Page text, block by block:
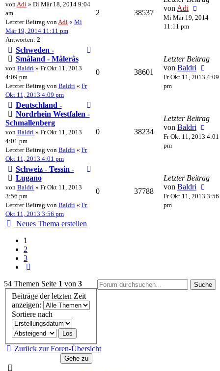
von Adi » Di Mär 18, 2014 9:04
am
Letzter Beitrag von Adi « Mi
Mär 19, 2014 11:11 pm
Antworten: 2
2 38537
von Adi
Mi Mär 19, 2014
11:11 pm
Schweden -
Småland - Målerås
von Baldri » Fr Okt 11, 2013
4:09 pm
Letzter Beitrag von Baldri « Fr
Okt 11, 2013 4:09 pm
0 38601
Letzter Beitrag
von Baldri
Fr Okt 11, 2013 4:09
pm
Deutschland -
Nordrhein Westfalen -
Schmallenberg
von Baldri » Fr Okt 11, 2013
4:01 pm
Letzter Beitrag von Baldri « Fr
Okt 11, 2013 4:01 pm
0 38234
Letzter Beitrag
von Baldri
Fr Okt 11, 2013 4:01
pm
Schweiz - Tessin -
Lugano
von Baldri » Fr Okt 11, 2013
3:56 pm
Letzter Beitrag von Baldri « Fr
Okt 11, 2013 3:56 pm
0 37788
Letzter Beitrag
von Baldri
Fr Okt 11, 2013 3:56
pm
Neues Thema erstellen
1
2
3
Nächste
Suche
54 Themen Seite 1 von 3
Beiträge der letzten Zeit
anzeigen:
Sortiere nach
Zurück zur Foren-Übersicht
Gehe zu